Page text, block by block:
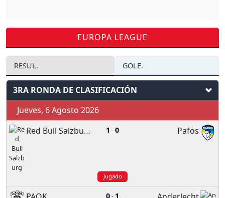
EUROPA LEAGUE
RESUL. GOLE.
3RA RONDA DE CLASIFICACIÓN
Jueves, 6 Agosto 2026
Red Bull Salzburg
1 -0 Pafos
Jugado
0- 1